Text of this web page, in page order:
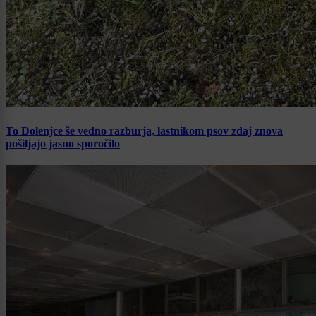
To Dolenjce še vedno razburja, lastnikom psov zdaj znova
pošiljajo jasno sporočilo